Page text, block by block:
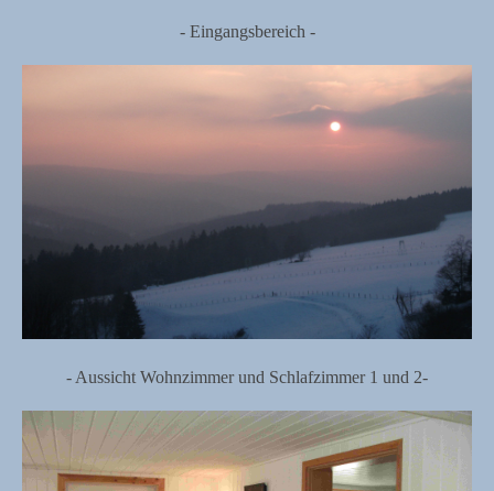
- Eingangsbereich -
- Aussicht Wohnzimmer und Schlafzimmer 1 und 2-